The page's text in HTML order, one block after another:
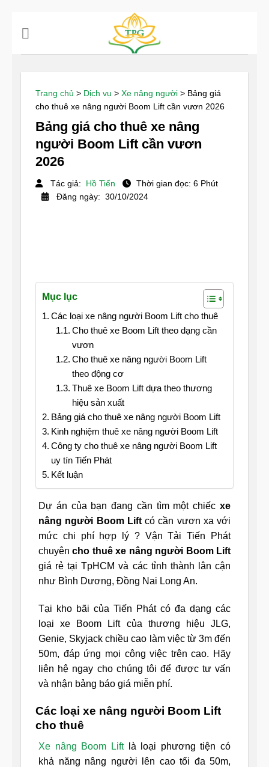
Trang chủ > Dịch vụ > Xe nâng người > Bảng giá
cho thuê xe nâng người Boom Lift cần vươn 2026
Bảng giá cho thuê xe nâng
người Boom Lift cần vươn
2026
Tác giả: Hồ Tiến
Thời gian đọc: 6 Phút
Đăng ngày: 30/10/2024
Mục lục
Các loại xe nâng người Boom Lift cho thuê
Cho thuê xe Boom Lift theo dạng cần
vươn
Cho thuê xe nâng người Boom Lift
theo động cơ
Thuê xe Boom Lift dựa theo thương
hiệu sản xuất
Bảng giá cho thuê xe nâng người Boom Lift
Kinh nghiệm thuê xe nâng người Boom Lift
Công ty cho thuê xe nâng người Boom Lift
uy tín Tiến Phát
Kết luận
Dự án của bạn đang cần tìm một chiếc xe
nâng người Boom Liftcó cần vươn xa với
mức chi phí hợp lý ? Vận Tải Tiến Phát
chuyêncho thuê xe nâng người Boom Lift
giá rẻ tại TpHCM và các tỉnh thành lân cận
như Bình Dương, Đồng Nai Long An.
Tại kho bãi của Tiến Phát có đa dạng các
loại xe Boom Lift của thương hiệu JLG,
Genie, Skyjack chiều cao làm việc từ 3m đến
50m, đáp ứng mọi công việc trên cao. Hãy
liên hệ ngay cho chúng tôi để được tư vấn
và nhận bảng báo giá miễn phí.
Các loại xe nâng người Boom Lift
cho thuê
Xe nâng Boom Liftlà loại phương tiện có
khả năng nâng người lên cao tối đa 50m,